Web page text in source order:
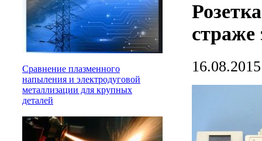
Сравнение плазменного
напыления и электродуговой
металлизации для крупных
деталей
страже
16.08.2015